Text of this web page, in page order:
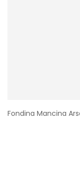
Fondina Mancina